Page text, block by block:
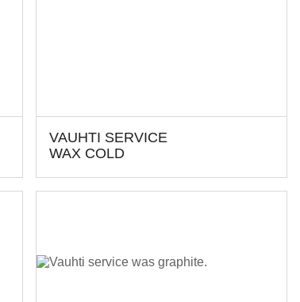
VAUHTI SERVICE
WAX COLD